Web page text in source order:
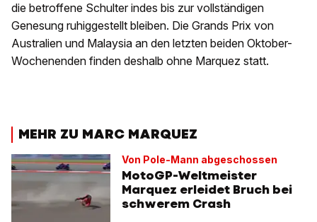
die betroffene Schulter indes bis zur vollständigen
Genesung ruhiggestellt bleiben. Die Grands Prix von
Australien und Malaysia an den letzten beiden Oktober-
Wochenenden finden deshalb ohne Marquez statt.
MEHR ZU MARC MARQUEZ
Von Pole-Mann abgeschossen
MotoGP-Weltmeister
Marquez erleidet Bruch bei
schwerem Crash